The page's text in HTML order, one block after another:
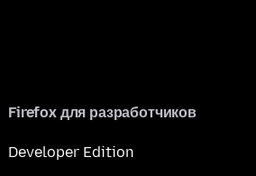
Firefox для разработчиков
Developer Edition